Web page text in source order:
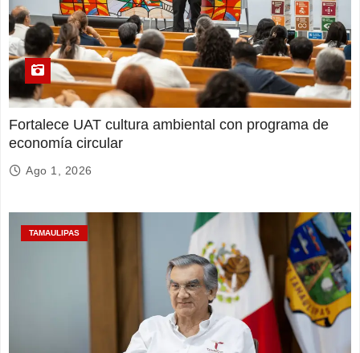
Fortalece UAT cultura ambiental con programa de
economía circular
Ago 1, 2026
TAMAULIPAS